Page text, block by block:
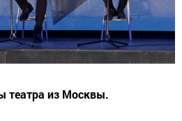
театра из Москвы.